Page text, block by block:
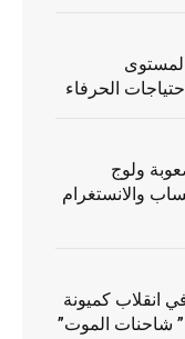
الحرفاء
ولوج
والانستغرام
انقلاب كميونة
شاحنات الموت”